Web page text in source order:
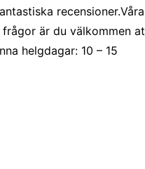
är du välkommen
helgdagar: 10 – 15